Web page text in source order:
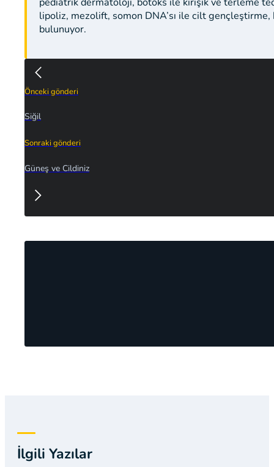
pediatrik dermatoloji, botoks ile kırışık ve terleme
lipoliz, mezolift, somon DNA’sı ile cilt
bulunuyor.
Önceki gönderi
Siğil
Sonraki gönderi
Güneş ve Cildiniz
İlgili Yazılar